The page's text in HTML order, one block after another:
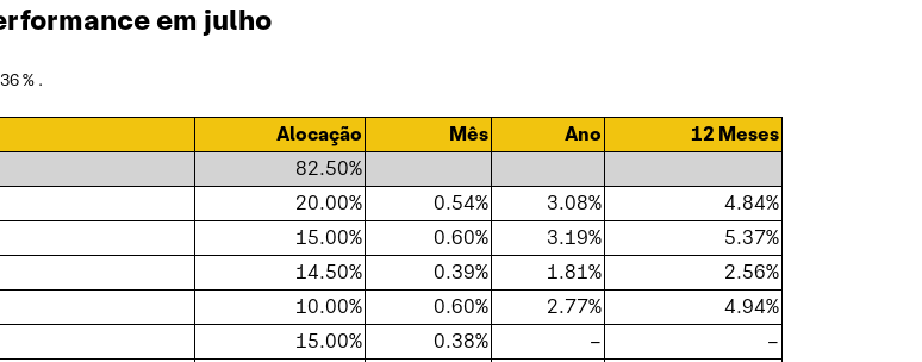
em julho
% .
Alocação Mês Ano
12 Meses
82.50%
20.00% 0.54% 3.08%
4.84%
15.00% 0.60% 3.19%
5.37%
14.50% 0.39% 1.81%
2.56%
10.00% 0.60% 2.77%
4.94%
15.00% 0.38% –
–